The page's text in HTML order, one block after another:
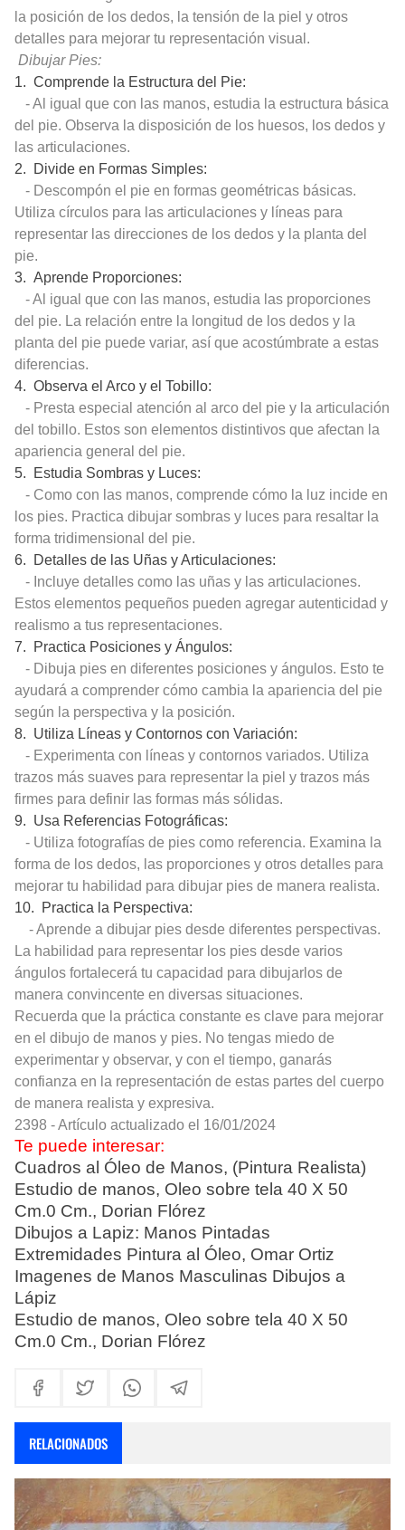
la posición de los dedos, la tensión de la piel y otros
detalles para mejorar tu representación visual.
Dibujar Pies:
1. Comprende la Estructura del Pie:
- Al igual que con las manos, estudia la estructura básica
del pie. Observa la disposición de los huesos, los dedos y
las articulaciones.
2. Divide en Formas Simples:
- Descompón el pie en formas geométricas básicas.
Utiliza círculos para las articulaciones y líneas para
representar las direcciones de los dedos y la planta del
pie.
3. Aprende Proporciones:
- Al igual que con las manos, estudia las proporciones
del pie. La relación entre la longitud de los dedos y la
planta del pie puede variar, así que acostúmbrate a estas
diferencias.
4. Observa el Arco y el Tobillo:
- Presta especial atención al arco del pie y la articulación
del tobillo. Estos son elementos distintivos que afectan la
apariencia general del pie.
5. Estudia Sombras y Luces:
- Como con las manos, comprende cómo la luz incide en
los pies. Practica dibujar sombras y luces para resaltar la
forma tridimensional del pie.
6. Detalles de las Uñas y Articulaciones:
- Incluye detalles como las uñas y las articulaciones.
Estos elementos pequeños pueden agregar autenticidad y
realismo a tus representaciones.
7. Practica Posiciones y Ángulos:
- Dibuja pies en diferentes posiciones y ángulos. Esto te
ayudará a comprender cómo cambia la apariencia del pie
según la perspectiva y la posición.
8. Utiliza Líneas y Contornos con Variación:
- Experimenta con líneas y contornos variados. Utiliza
trazos más suaves para representar la piel y trazos más
firmes para definir las formas más sólidas.
9. Usa Referencias Fotográficas:
- Utiliza fotografías de pies como referencia. Examina la
forma de los dedos, las proporciones y otros detalles para
mejorar tu habilidad para dibujar pies de manera realista.
10. Practica la Perspectiva:
- Aprende a dibujar pies desde diferentes perspectivas.
La habilidad para representar los pies desde varios
ángulos fortalecerá tu capacidad para dibujarlos de
manera convincente en diversas situaciones.
Recuerda que la práctica constante es clave para mejorar
en el dibujo de manos y pies. No tengas miedo de
experimentar y observar, y con el tiempo, ganarás
confianza en la representación de estas partes del cuerpo
de manera realista y expresiva.
2398 - Artículo actualizado el 16/01/2024
Te puede interesar:
Cuadros al Óleo de Manos, (Pintura Realista)
Estudio de manos, Oleo sobre tela 40 X 50
Cm.0 Cm., Dorian Flórez
Dibujos a Lapiz: Manos Pintadas
Extremidades Pintura al Óleo, Omar Ortiz
Imagenes de Manos Masculinas Dibujos a
Lápiz
Estudio de manos, Oleo sobre tela 40 X 50
Cm.0 Cm., Dorian Flórez
RELACIONADOS